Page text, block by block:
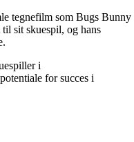
tegnefilm som Bugs Bunny
sit skuespil, og hans
i
for succes i